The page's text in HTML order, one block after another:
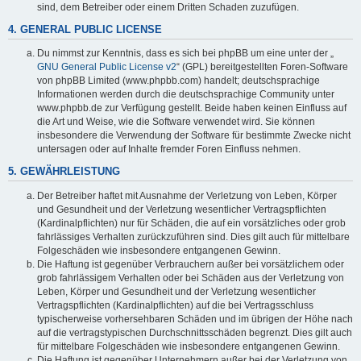
sind, dem Betreiber oder einem Dritten Schaden zuzufügen.
4. GENERAL PUBLIC LICENSE
Du nimmst zur Kenntnis, dass es sich bei phpBB um eine unter der „
GNU General Public License v2“ (GPL) bereitgestellten Foren-Software
von phpBB Limited (www.phpbb.com) handelt; deutschsprachige
Informationen werden durch die deutschsprachige Community unter
www.phpbb.de zur Verfügung gestellt. Beide haben keinen Einfluss auf
die Art und Weise, wie die Software verwendet wird. Sie können
insbesondere die Verwendung der Software für bestimmte Zwecke nicht
untersagen oder auf Inhalte fremder Foren Einfluss nehmen.
5. GEWÄHRLEISTUNG
Der Betreiber haftet mit Ausnahme der Verletzung von Leben, Körper
und Gesundheit und der Verletzung wesentlicher Vertragspflichten
(Kardinalpflichten) nur für Schäden, die auf ein vorsätzliches oder grob
fahrlässiges Verhalten zurückzuführen sind. Dies gilt auch für mittelbare
Folgeschäden wie insbesondere entgangenen Gewinn.
Die Haftung ist gegenüber Verbrauchern außer bei vorsätzlichem oder
grob fahrlässigem Verhalten oder bei Schäden aus der Verletzung von
Leben, Körper und Gesundheit und der Verletzung wesentlicher
Vertragspflichten (Kardinalpflichten) auf die bei Vertragsschluss
typischerweise vorhersehbaren Schäden und im übrigen der Höhe nach
auf die vertragstypischen Durchschnittsschäden begrenzt. Dies gilt auch
für mittelbare Folgeschäden wie insbesondere entgangenen Gewinn.